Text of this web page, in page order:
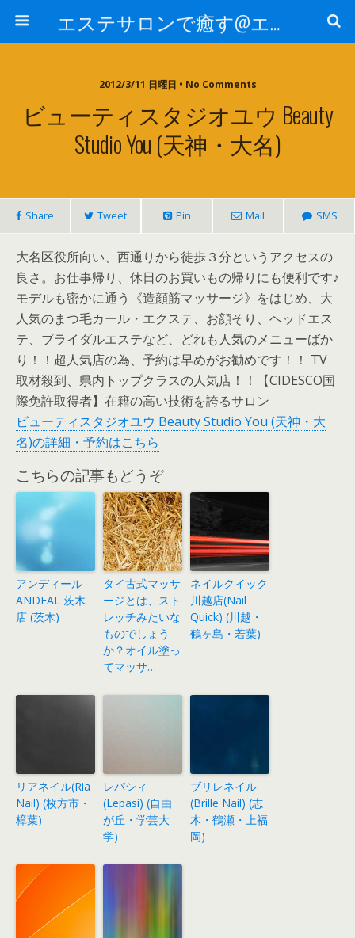
エステサロンで癒す@エステ～全国エステ情報
2012/3/11 日曜日 • No Comments
ビューティスタジオユウ Beauty
Studio You (天神・大名)
Share Tweet Pin Mail SMS
大名区役所向い、西通りから徒歩３分というアクセスの
良さ。お仕事帰り、休日のお買いもの帰りにも便利です♪
モデルも密かに通う《造顔筋マッサージ》をはじめ、大
人気のまつ毛カール・エクステ、お顔そり、ヘッドエス
テ、ブライダルエステなど、どれも人気のメニューばか
り！！超人気店の為、予約は早めがお勧めです！！ TV
取材殺到、県内トップクラスの人気店！！【CIDESCO国
際免許取得者】在籍の高い技術を誇るサロン
ビューティスタジオユウ Beauty Studio You (天神・大
名)の詳細・予約はこちら
こちらの記事もどうぞ
アンディール
ANDEAL 茨木
店 (茨木)
タイ古式マッサ
ージとは、スト
レッチみたいな
ものでしょう
か？オイル塗っ
てマッサ…
ネイルクイック
川越店(Nail
Quick) (川越・
鶴ヶ島・若葉)
リアネイル(Ria
Nail) (枚方市・
樟葉)
レパシィ
(Lepasi) (自由
が丘・学芸大
学)
ブリレネイル
(Brille Nail) (志
木・鶴瀬・上福
岡)